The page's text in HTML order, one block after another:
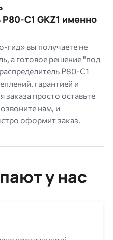
C1 GKZ1 именно
гид» вы получаете не
а готовое решение "под
P80-C1
гарантией и
просто оставьте
нам, и
оформит заказ.
у нас